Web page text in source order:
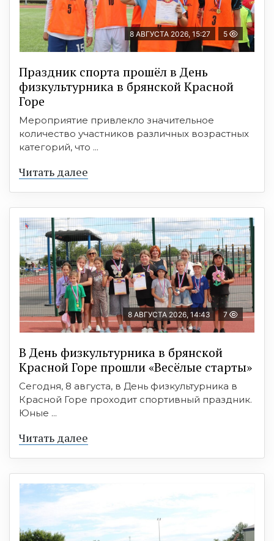
8 АВГУСТА 2026, 15:27 5
Праздник спорта прошёл в День
физкультурника в брянской Красной
Горе
Мероприятие привлекло значительное
количество участников различных возрастных
категорий, что ...
Читать далее
8 АВГУСТА 2026, 14:43 7
В День физкультурника в брянской
Красной Горе прошли «Весёлые старты»
Сегодня, 8 августа, в День физкультурника в
Красной Горе проходит спортивный праздник.
Юные ...
Читать далее